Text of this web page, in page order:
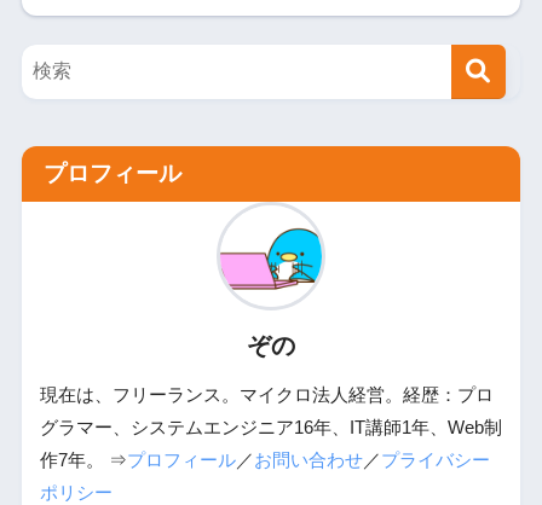
プロフィール
ぞの
現在は、フリーランス。マイクロ法人経営。経歴：プロ
グラマー、システムエンジニア16年、IT講師1年、Web制
作7年。 ⇒プロフィール／お問い合わせ／プライバシー
ポリシー